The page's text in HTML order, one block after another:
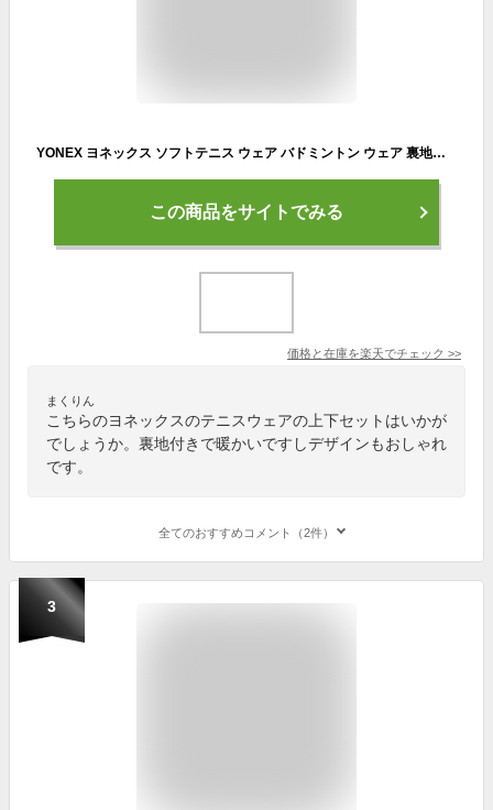
YONEX ヨネックス ソフトテニス ウェア バドミントン ウェア 裏地付ウィンドウォーマーシャツ ウォーマーパンツ 上下セット ウィンドブレーカー 移動着 防寒着［70081.80069］[ユニセックス：男女兼用]
この商品をサイトでみる
価格と在庫を楽天でチェック >>
まくりん
こちらのヨネックスのテニスウェアの上下セットはいかが
でしょうか。裏地付きで暖かいですしデザインもおしゃれ
です。
全てのおすすめコメント（2件）
3